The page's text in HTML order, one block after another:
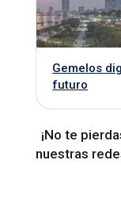
Gemelos
futuro
¡No te
nuestras